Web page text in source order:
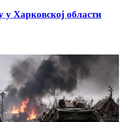
у Харковској области